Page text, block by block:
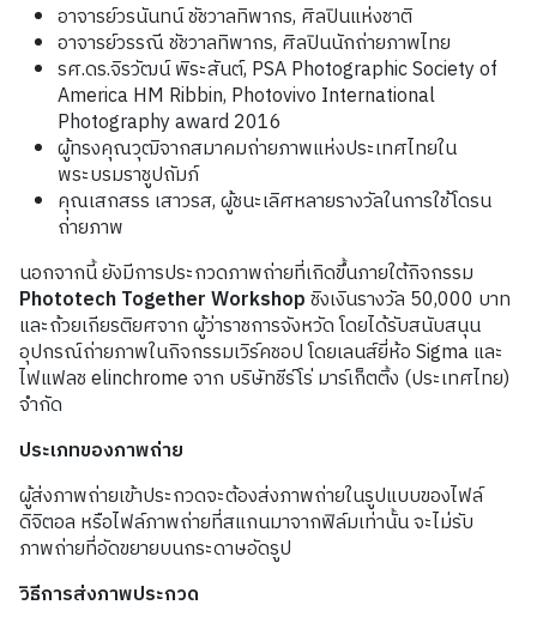
อาจารย์วรนันทน์ ชัชวาลทิพากร, ศิลปินแห่งชาติ
อาจารย์วรรณี ชัชวาลทิพากร, ศิลปินนักถ่ายภาพไทย
รศ.ดร.จิรวัฒน์ พิระสันต์, PSA Photographic Society of
America HM Ribbin, Photovivo International
Photography award 2016
ผู้ทรงคุณวุฒิจากสมาคมถ่ายภาพแห่งประเทศไทยใน
พระบรมราชูปถัมภ์
คุณเสกสรร เสาวรส, ผู้ชนะเลิศหลายรางวัลในการใช้โดรน
ถ่ายภาพ
นอกจากนี้ ยังมีการประกวดภาพถ่ายที่เกิดขึ้นภายใต้กิจกรรม
Phototech Together Workshopชิงเงินรางวัล 50,000 บาท
และถ้วยเกียรติยศจาก ผู้ว่าราชการจังหวัด โดยได้รับสนับสนุน
อุปกรณ์ถ่ายภาพในกิจกรรมเวิร์คชอป โดยเลนส์ยี่ห้อ Sigma และ
ไฟแฟลช elinchrome จาก บริษัทชีร์โร่ มาร์เก็ตติ้ง (ประเทศไทย)
จำกัด
ประเภทของภาพถ่าย
ผู้ส่งภาพถ่ายเข้าประกวดจะต้องส่งภาพถ่ายในรูปแบบของไฟล์
ดิจิตอล หรือไฟล์ภาพถ่ายที่สแกนมาจากฟิล์มเท่านั้น จะไม่รับ
ภาพถ่ายที่อัดขยายบนกระดาษอัดรูป
วิธีการส่งภาพประกวด